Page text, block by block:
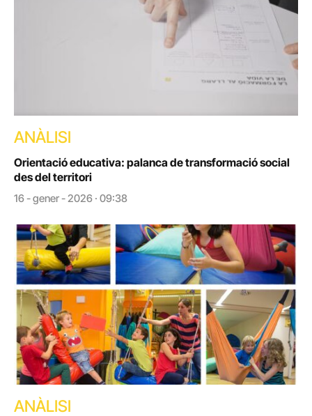
ANÀLISI
Orientació educativa: palanca de transformació social
des del territori
16 - gener - 2026 · 09:38
ANÀLISI